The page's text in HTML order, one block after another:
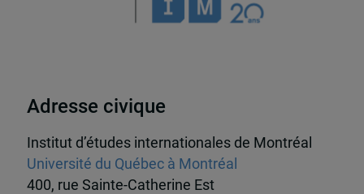
Adresse civique
Institut d’études internationales de Montréal
Université du Québec à Montréal
400, rue Sainte-Catherine Est